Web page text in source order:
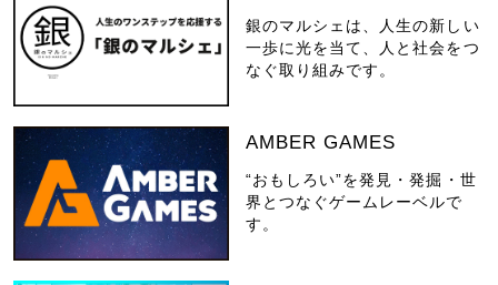
銀のマルシェは、人生の新しい
一歩に光を当て、人と社会をつ
なぐ取り組みです。
AMBER GAMES
“おもしろい”を発見・発掘・世
界とつなぐゲームレーベルで
す。